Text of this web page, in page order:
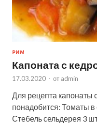
РИМ
Капоната с
17.03.2020 - от admin
Для рецепта капонаты
понадобится: Томаты в
Стебель сельдерея 3